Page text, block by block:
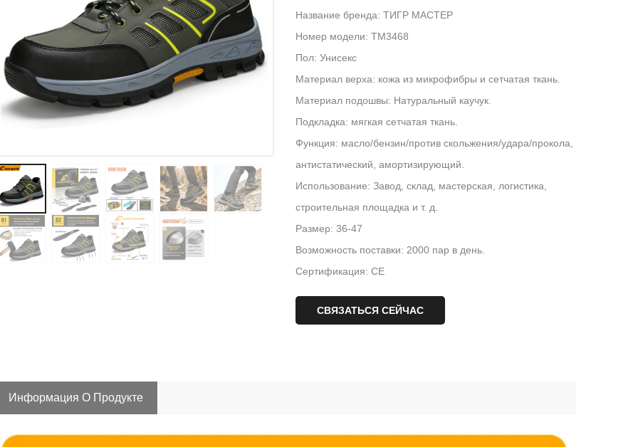
Название бренда: ТИГР МАСТЕР
Номер модели: ТМ3468
Пол: Унисекс
Материал верха: кожа из микрофибры и сетчатая ткань.
Материал подошвы: Натуральный каучук.
Подкладка: мягкая сетчатая ткань.
Функция: масло/бензин/против скольжения/удара/прокола,
антистатический, амортизирующий.
Использование: Завод, склад, мастерская, логистика,
строительная площадка и т. д.
Размер: 36-47
Возможность поставки: 2000 пар в день.
Сертификация: CE
СВЯЗАТЬСЯ СЕЙЧАС
Информация О Продукте